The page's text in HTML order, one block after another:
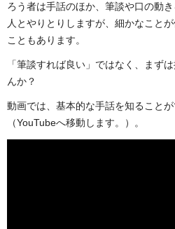
ろう者は手話のほか、筆談や口の動
人とやりとりしますが、細かなこと
こともあります。
「筆談すれば良い」ではなく、まず
んか？
動画では、基本的な手話を知ること
（YouTubeへ移動します。）。